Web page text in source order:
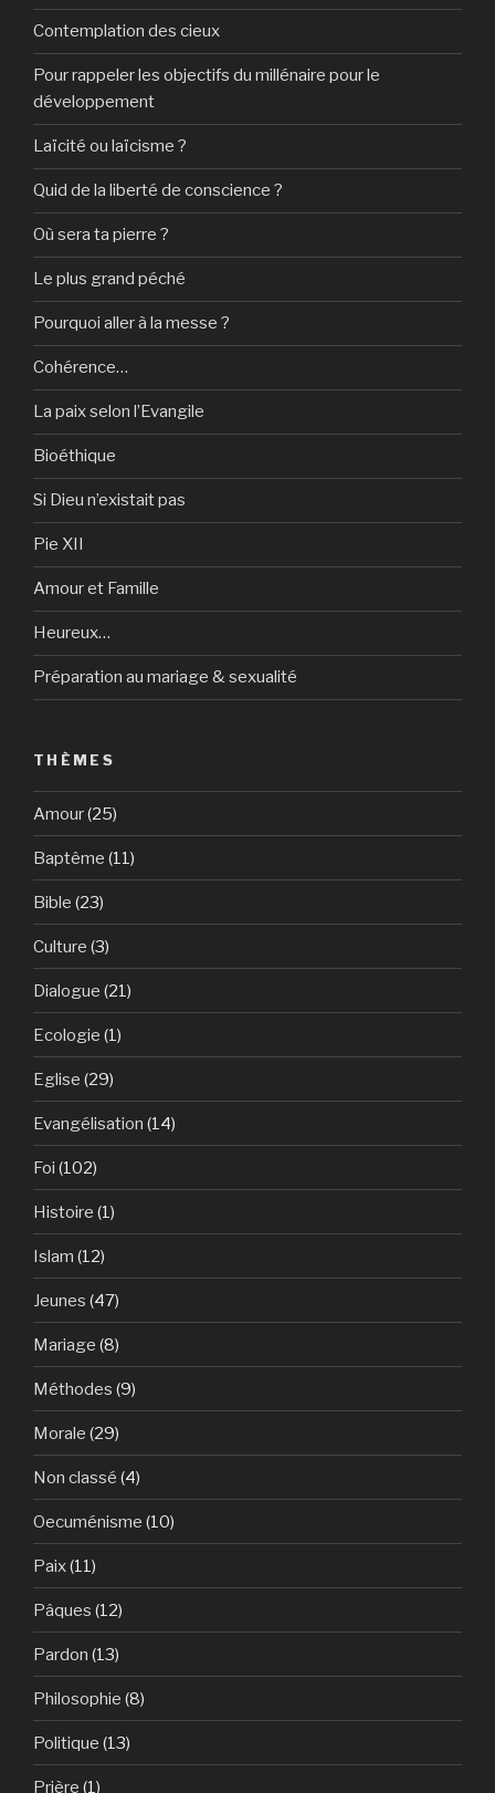
Contemplation des cieux
Pour rappeler les objectifs du millénaire pour le
développement
Laïcité ou laïcisme ?
Quid de la liberté de conscience ?
Où sera ta pierre ?
Le plus grand péché
Pourquoi aller à la messe ?
Cohérence…
La paix selon l’Evangile
Bioéthique
Si Dieu n’existait pas
Pie XII
Amour et Famille
Heureux…
Préparation au mariage & sexualité
THÈMES
Amour(25)
Baptême (11)
Bible (23)
Culture (3)
Dialogue (21)
Ecologie (1)
Eglise (29)
Evangélisation (14)
Foi (102)
Histoire (1)
Islam (12)
Jeunes (47)
Mariage (8)
Méthodes (9)
Morale (29)
Non classé (4)
Oecuménisme (10)
Paix(11)
Pâques (12)
Pardon (13)
Philosophie (8)
Politique (13)
Prière (1)